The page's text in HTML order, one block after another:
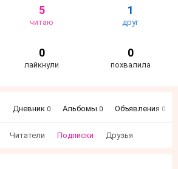
5
читаю
1
друг
0
лайкнули
0
похвалила
Дневник 0 Альбомы 0 Объявления 0
Читатели Подписки Друзья